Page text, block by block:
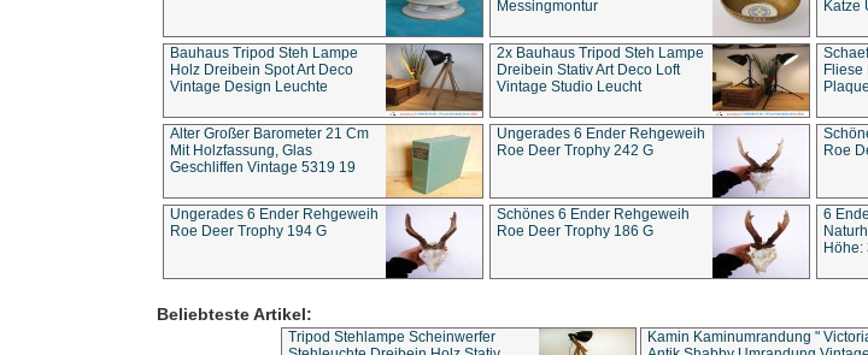
Messingmontur
Katze
Bauhaus Tripod Steh Lampe
Holz Dreibein Spot Art Deco
Vintage Design Leuchte
2x Bauhaus Tripod Steh Lampe
Dreibein Stativ Art Deco Loft
Vintage Studio Leucht
Fliese
Alter Großer Barometer 21 Cm
Mit Holzfassung, Glas
Geschliffen Vintage 5319 19
Ungerades 6 Ender Rehgeweih
Roe Deer Trophy 242 G
Roe
Ungerades 6 Ender Rehgeweih
Roe Deer Trophy 194 G
Schönes 6 Ender Rehgeweih
Roe Deer Trophy 186 G
6
Höhe:
Beliebteste Artikel:
Tripod Stehlampe Scheinwerfer
Kamin Kaminumrandung "